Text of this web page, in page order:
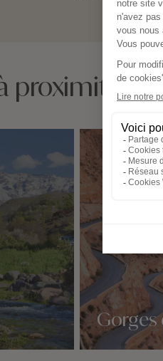
proximité de
Gorges